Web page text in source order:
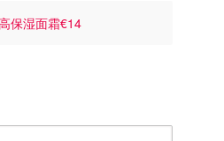
保湿面霜€14